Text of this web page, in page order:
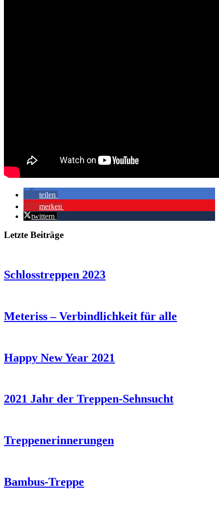
teilen
merken
twittern
Letzte Beiträge
Schlosstreppen 2023
Meteriss – Verbindlichkeit für alle
Happy New Year 2021
2021 Jahr der Treppen-Sehnsucht
Treppenerinnerungen
Bambus-Treppe